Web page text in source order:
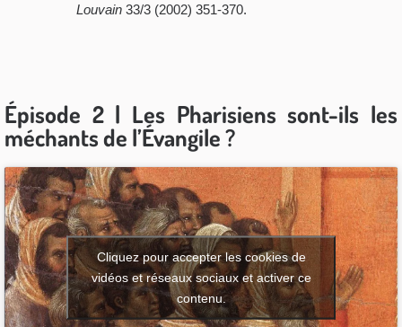
Louvain 33/3 (2002) 351-370.
Épisode 2 | Les Pharisiens sont-ils les
méchants de l’Évangile ?
Cliquez pour accepter les cookies de
vidéos et réseaux sociaux et activer ce
contenu.